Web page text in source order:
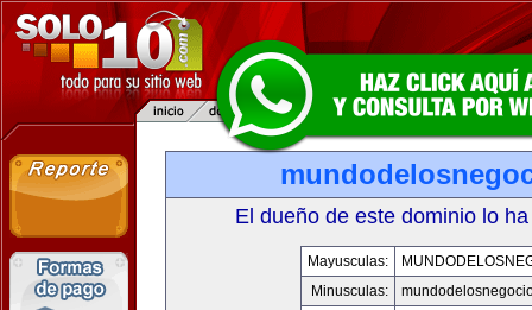
El dueño de este dominio lo
Mayusculas:
Minusculas: